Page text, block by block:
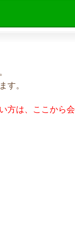
す。
方は、ここから会